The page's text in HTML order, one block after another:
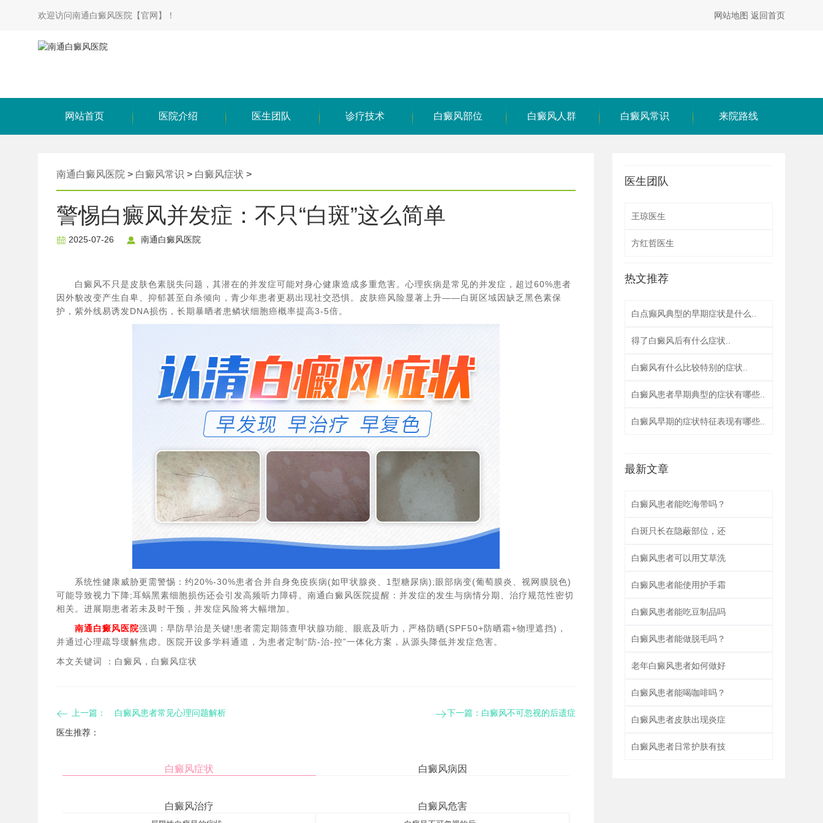
欢迎访问南通白癜风医院【官网】！ 网站地图 返回首页
网站首页 医院介绍 医生团队 诊疗技术 白癜风部位 白癜风人群 白癜风常识 来院路线
南通白癜风医院 > 白癜风常识 > 白癜风症状 >
警惕白癜风并发症：不只“白斑”这么简单​
2025-07-26 南通白癜风医院
白癜风不只是皮肤色素脱失问题，其潜在的并发症可能对身心健康造成多重危害。​心理疾病是常见的并发症，超过60%患者
因外貌改变产生自卑、抑郁甚至自杀倾向，青少年患者更易出现社交恐惧。​皮肤癌风险显著上升——白斑区域因缺乏黑色素保
护，紫外线易诱发DNA损伤，长期暴晒者患鳞状细胞癌概率提高3-5倍。
​系统性健康威胁更需警惕​：约20%-30%患者合并自身免疫疾病(如甲状腺炎、1型糖尿病);眼部病变(葡萄膜炎、视网膜脱色)
可能导致视力下降;耳蜗黑素细胞损伤还会引发高频听力障碍。南通白癜风医院提醒：并发症的发生与病情分期、治疗规范性密切
相关。​进展期患者若未及时干预，并发症风险将大幅增加。
南通白癜风医院强调：早防早治是关键!患者需定期筛查甲状腺功能、眼底及听力，严格防晒(SPF50+防晒霜+物理遮挡)，
并通过心理疏导缓解焦虑。医院开设多学科通道，为患者定制“防-治-控”一体化方案，从源头降低并发症危害。
本文关键词 ：白癜风，白癜风症状
上一篇： ​白癜风患者常见心理问题解析 下一篇： 白癜风不可忽视的后遗症​
医生推荐：
白癜风症状 白癜风病因
白癜风治疗 白癜风危害
医生团队
王琼医生
方红哲医生
热文推荐
白点癫风典型的早期症状是什么..
得了白癜风后有什么症状..
白癜风有什么比较特别的症状..
白癜风患者早期典型的症状有哪些..
白癜风早期的症状特征表现有哪些..
最新文章
白癜风患者能吃海带吗？
白斑只长在隐蔽部位，还
白癜风患者可以用艾草洗
白癜风患者能使用护手霜
白癜风患者能吃豆制品吗
白癜风患者能做脱毛吗？
老年白癜风患者如何做好
白癜风患者能喝咖啡吗？
白癜风患者皮肤出现炎症
白癜风患者日常护肤有技